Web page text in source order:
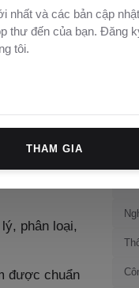
Luật này.
người
phân loại,
được chuẩn
nhất và các bản cập
thư đến của bạn. Đăng
tôi.
THAM GIA